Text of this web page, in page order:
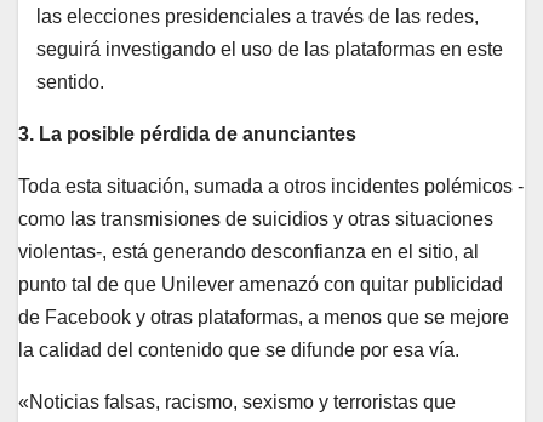
las elecciones presidenciales a través de las redes,
seguirá investigando el uso de las plataformas en este
sentido.
3. La posible pérdida de anunciantes
Toda esta situación, sumada a otros incidentes polémicos -
como las transmisiones de suicidios y otras situaciones
violentas-, está generando desconfianza en el sitio, al
punto tal de que Unilever amenazó con quitar publicidad
de Facebook y otras plataformas, a menos que se mejore
la calidad del contenido que se difunde por esa vía.
«Noticias falsas, racismo, sexismo y terroristas que